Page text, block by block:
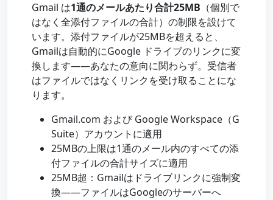
Gmail は1通のメールあたり合計25MB （個別で
はなく全添付ファイルの合計）の制限を設けて
います。添付ファイルが25MBを超えると、
Gmailは自動的にGoogle ドライブのリンクに変
換します——あなたの意向に関わらず。受信者
はファイルではなくリンクを受け取ることにな
ります。
Gmail.com および Google Workspace（G
Suite）アカウントに適用
25MBの上限は1通のメール内のすべての添
付ファイルの合計サイズに適用
25MB超：Gmailはドライブリンクに強制変
換——ファイルはGoogleのサーバーへ